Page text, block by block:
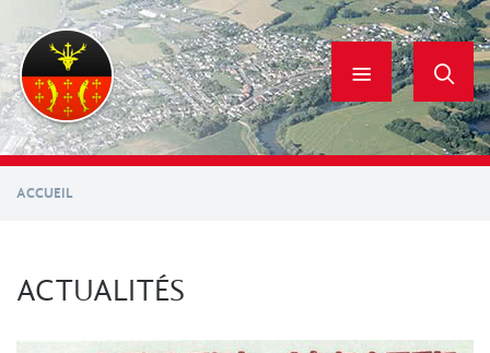
contenu
principal
ACCUEIL
ACTUALITÉS